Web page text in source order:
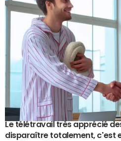
Ingrid Pilard
19 décembre 2023 06:55
Le télétravail très apprécié
disparaître totalement, c'est